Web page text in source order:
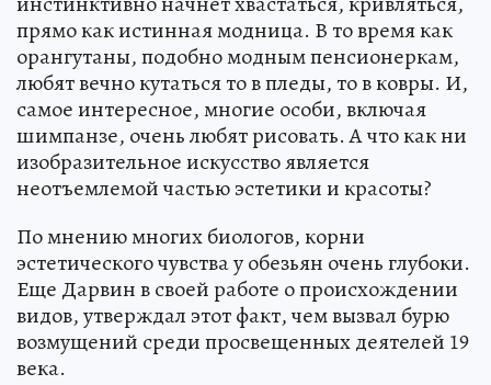
прямо как истинная модница. В то время как
орангутаны, подобно модным пенсионеркам,
любят вечно кутаться то в пледы, то в ковры. И,
самое интересное, многие особи, включая
шимпанзе, очень любят рисовать. А что как ни
изобразительное искусство является
неотъемлемой частью эстетики и красоты?
По мнению многих биологов, корни
эстетического чувства у обезьян очень глубоки.
Еще Дарвин в своей работе о происхождении
видов, утверждал этот факт, чем вызвал бурю
возмущений среди просвещенных деятелей 19
века.